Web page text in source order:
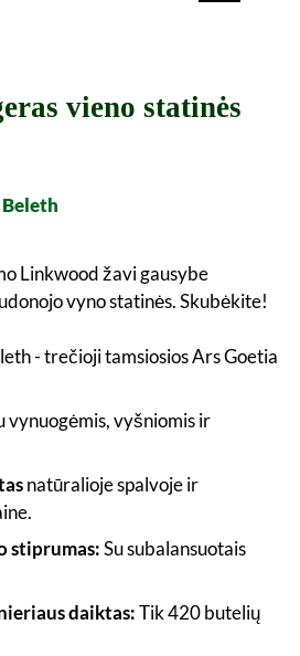
vieno statinės
Linkwood žavi gausybe
vyno statinės. Skubėkite!
- trečioji tamsiosios Ars Goetia
vynuogėmis, vyšniomis ir
natūralioje spalvoje ir
stiprumas:Su subalansuotais
daiktas:Tik 420 butelių